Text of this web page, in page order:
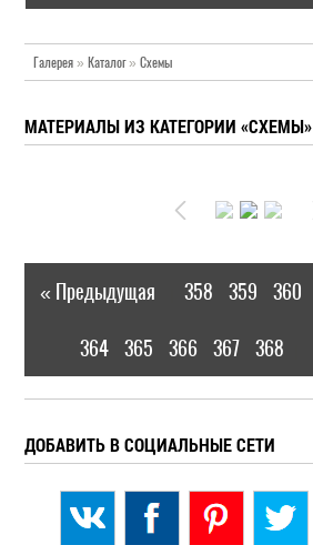
Галерея » Каталог» Схемы
МАТЕРИАЛЫ ИЗ КАТЕГОРИИ «СХЕМЫ»
« Предыдущая 358 359 360
364 365 366 367 368
ДОБАВИТЬ В СОЦИАЛЬНЫЕ СЕТИ